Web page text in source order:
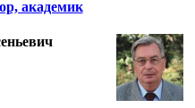
академик